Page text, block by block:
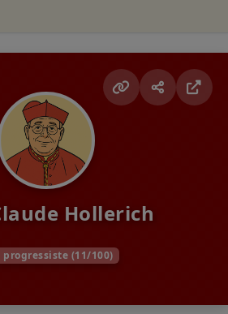
Hollerich
progressiste (11/100)